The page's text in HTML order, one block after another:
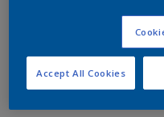
te bestellen. Houd de
er hard aan om de
Accept All Cookies